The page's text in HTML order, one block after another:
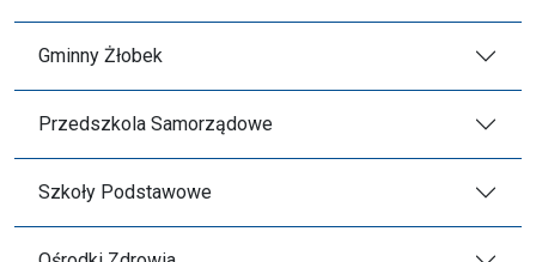
Gminny Żłobek
Przedszkola Samorządowe
Szkoły Podstawowe